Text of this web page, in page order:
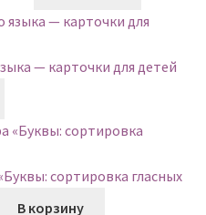
— карточки для детей
сортировка гласных
В корзину